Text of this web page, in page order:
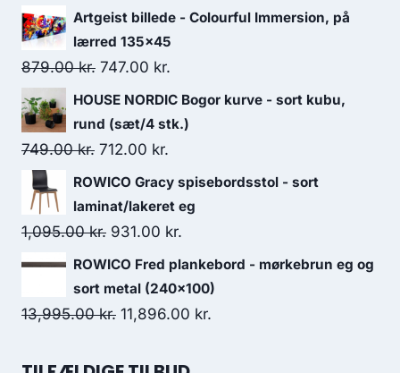
Artgeist billede - Colourful Immersion, på
lærred 135x45
879.00kr. 747.00 kr.
HOUSE NORDIC Bogor kurve - sort kubu,
rund (sæt/4 stk.)
749.00kr. 712.00 kr.
ROWICO Gracy spisebordsstol - sort
laminat/lakeret eg
1,095.00kr. 931.00 kr.
ROWICO Fred plankebord - mørkebrun eg og
sort metal (240x100)
13,995.00kr. 11,896.00 kr.